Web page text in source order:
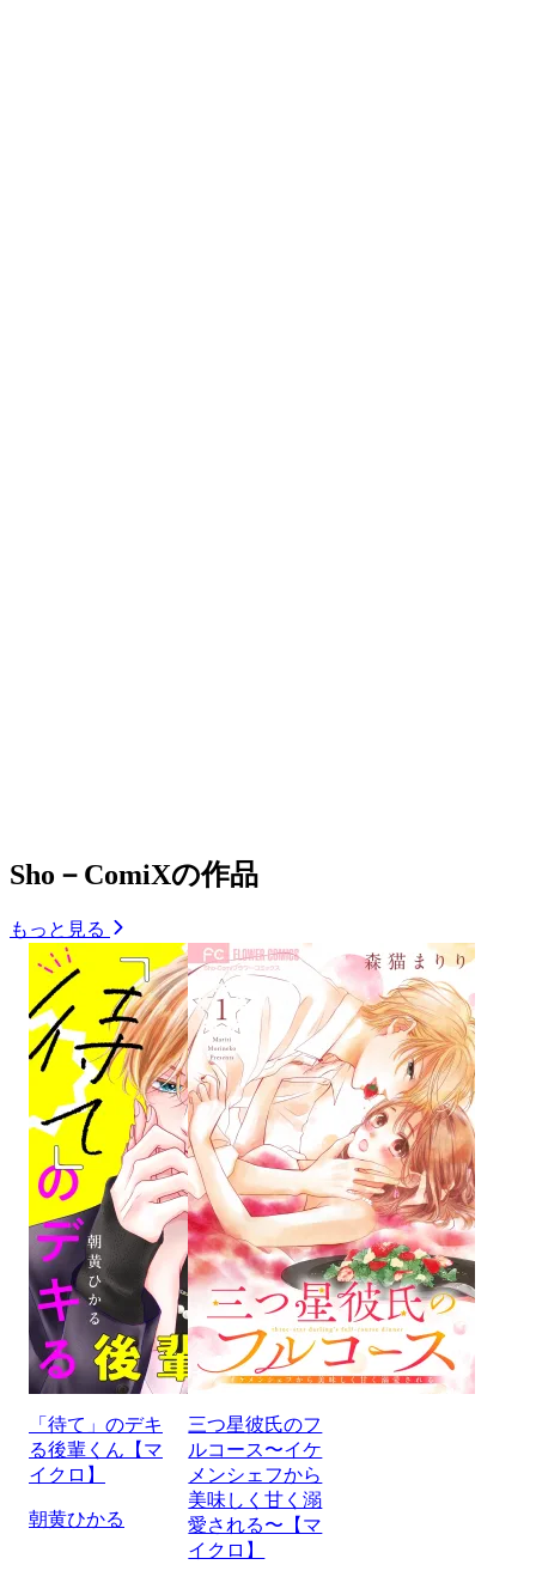
Sho－ComiXの作品
もっと見る
「待て」のデキ
る後輩くん【マ
イクロ】
朝黄ひかる
三つ星彼氏のフ
ルコース〜イケ
メンシェフから
美味しく甘く溺
愛される〜【マ
イクロ】